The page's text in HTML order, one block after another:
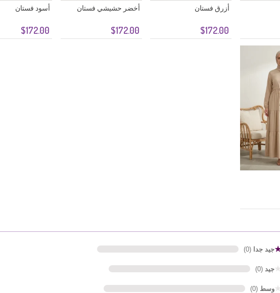
$172.00
أزرق فستان
$172.00
أخضر حشيشي فستان
$172.00
أسود فستان
جيد جدا (0)
جيد (0)
وسط (0)